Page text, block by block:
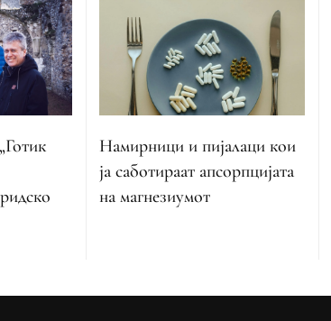
Намирници и пијалаци кои
ја саботираат апсорпцијата
на магнезиумот